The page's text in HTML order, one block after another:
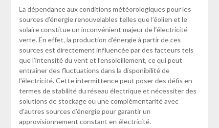
La dépendance aux conditions météorologiques pour les
sources d’énergie renouvelables telles que l’éolien et le
solaire constitue un inconvénient majeur de l’électricité
verte. En effet, la production d’énergie à partir de ces
sources est directement influencée par des facteurs tels
que l’intensité du vent et l’ensoleillement, ce qui peut
entraîner des fluctuations dans la disponibilité de
l’électricité. Cette intermittence peut poser des défis en
termes de stabilité du réseau électrique et nécessiter des
solutions de stockage ou une complémentarité avec
d’autres sources d’énergie pour garantir un
approvisionnement constant en électricité.